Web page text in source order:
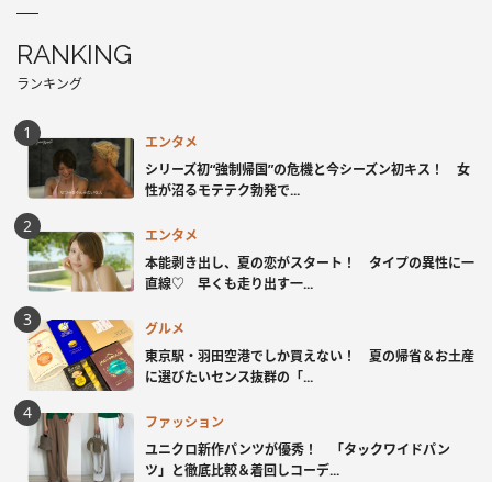
RANKING
ランキング
エンタメ
シリーズ初“強制帰国”の危機と今シーズン初キス！ 女
性が沼るモテテク勃発で...
エンタメ
本能剥き出し、夏の恋がスタート！ タイプの異性に一
直線♡ 早くも走り出す一...
グルメ
東京駅・羽田空港でしか買えない！ 夏の帰省＆お土産
に選びたいセンス抜群の「...
ファッション
ユニクロ新作パンツが優秀！ 「タックワイドパン
ツ」と徹底比較＆着回しコーデ...